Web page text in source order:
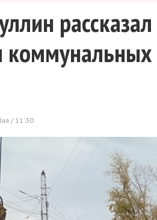
/ 11:30